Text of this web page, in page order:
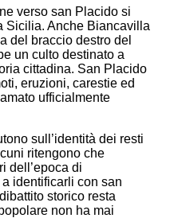
verso san Placido si
Sicilia. Anche Biancavilla
del braccio destro del
un culto destinato a
cittadina. San Placido
eruzioni, carestie ed
ufficialmente
sull’identità dei resti
ritengono che
dell’epoca di
identificarli con san
storico resta
non ha mai